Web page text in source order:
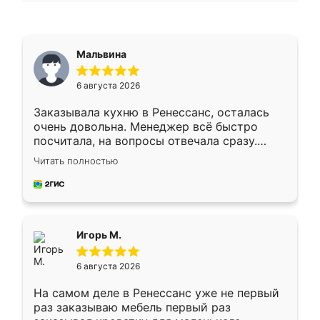
Мальвина
6 августа 2026
Заказывала кухню в Ренессанс, осталась
очень довольна. Менеджер всё быстро
посчитала, на вопросы отвечала сразу.
Замерщик приехал в субботу, подошёл к
делу со всей ответственностью. Собрали
за день, ребята работали аккуратно, даже
Читать полностью
Игорь М.
6 августа 2026
На самом деле в Ренессанс уже не первый
раз заказываю мебель первый раз